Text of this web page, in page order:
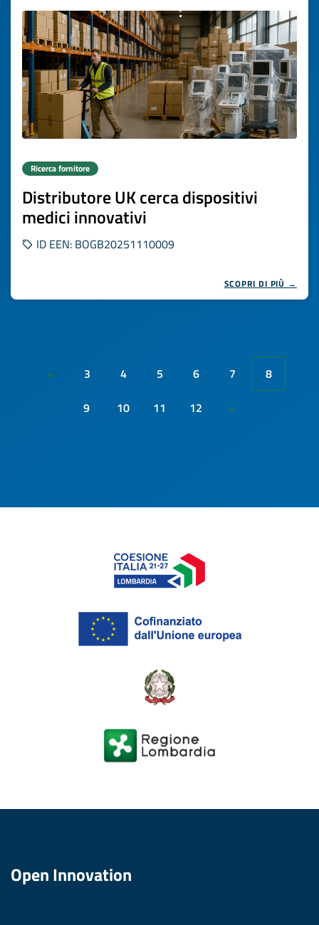
Ricerca fornitore
Distributore UK cerca dispositivi
medici innovativi
ID EEN: BOGB20251110009
SCOPRI DI PIÙ →
« 3 4 5 6 7
8
9
10 11 12 »
Open Innovation